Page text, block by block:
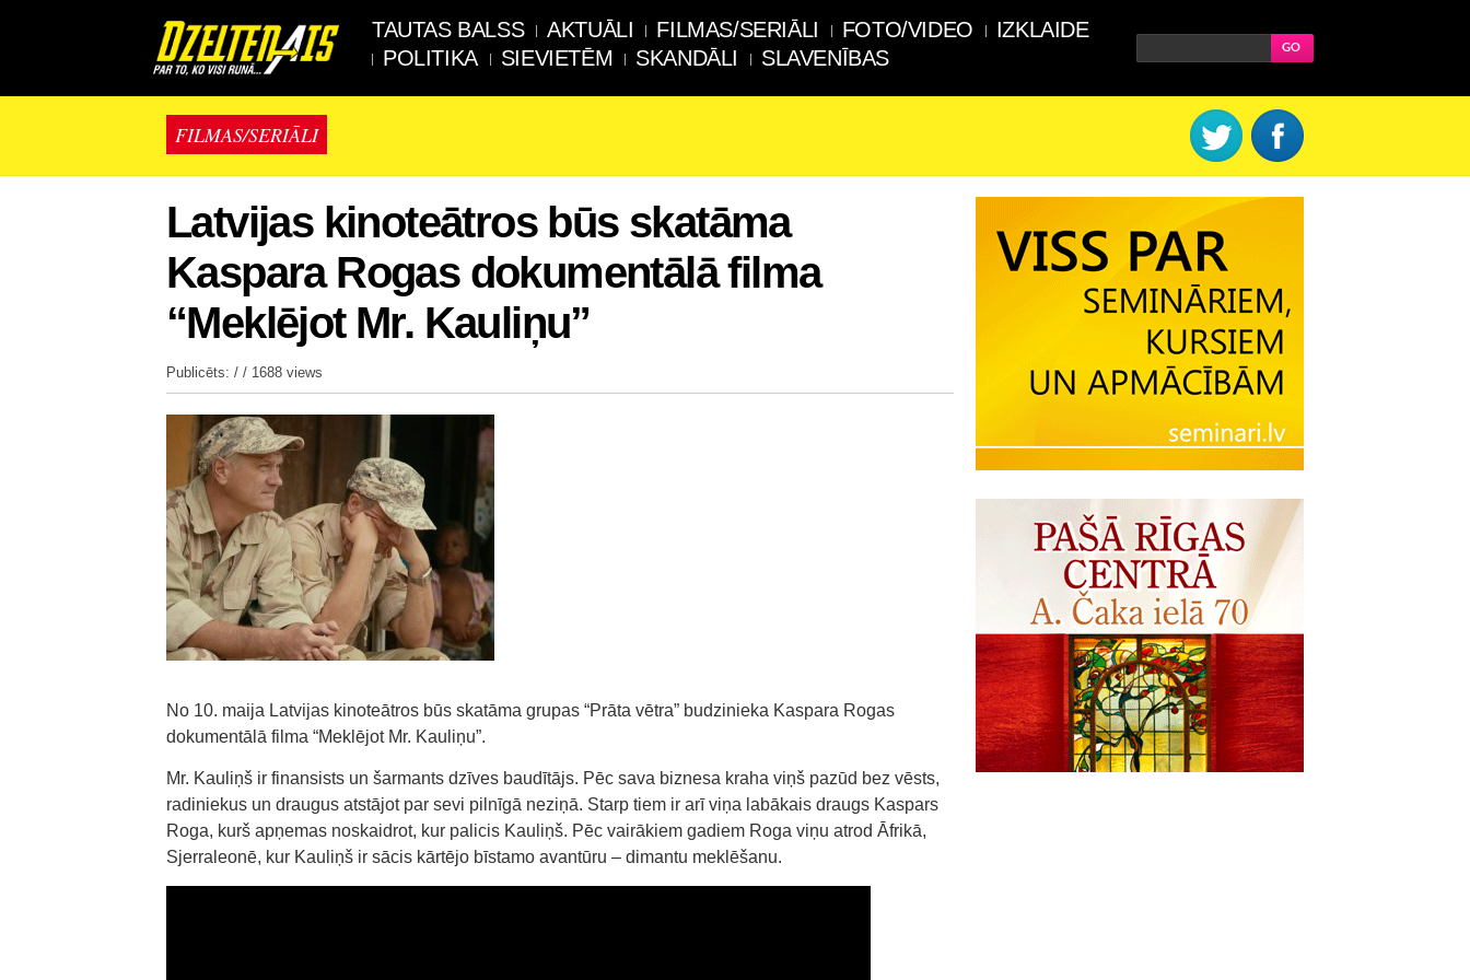
TAUTAS BALSS AKTUĀLI FILMAS/SERIĀLI FOTO/VIDEO
IZKLAIDE
POLITIKA
SIEVIETĒM SKANDĀLI SLAVENĪBAS
FILMAS/SERIĀLI
Latvijas kinoteātros būs skatāma
Kaspara Rogas dokumentālā filma
“Meklējot Mr. Kauliņu”
Publicēts: / / 1688 views
No 10. maija Latvijas kinoteātros būs skatāma grupas “Prāta vētra” budzinieka Kaspara Rogas
dokumentālā filma “Meklējot Mr. Kauliņu”.
Mr. Kauliņš ir finansists un šarmants dzīves baudītājs. Pēc sava biznesa kraha viņš pazūd bez vēsts,
radiniekus un draugus atstājot par sevi pilnīgā neziņā. Starp tiem ir arī viņa labākais draugs Kaspars
Roga, kurš apņemas noskaidrot, kur palicis Kauliņš. Pēc vairākiem gadiem Roga viņu atrod Āfrikā,
Sjerraleonē, kur Kauliņš ir sācis kārtējo bīstamo avantūru – dimantu meklēšanu.